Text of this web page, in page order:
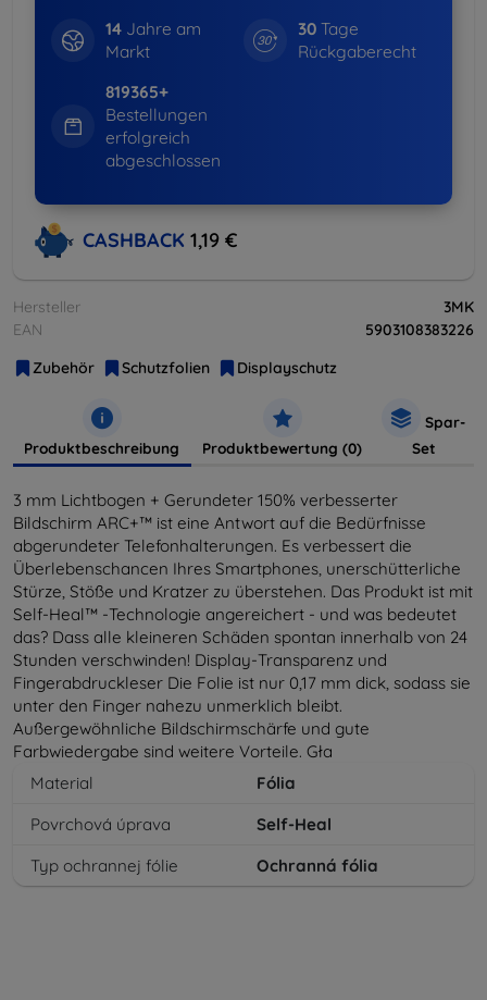
14Jahre am
Markt
30 Tage
Rückgaberecht
819365+
Bestellungen
erfolgreich
abgeschlossen
CASHBACK 1,19 €
Hersteller
3MK
EAN
5903108383226
Zubehör
Schutzfolien Displayschutz
Produktbeschreibung Produktbewertung (0)
Spar-
Set
3 mm Lichtbogen + Gerundeter 150% verbesserter
Bildschirm ARC+™ ist eine Antwort auf die Bedürfnisse
abgerundeter Telefonhalterungen. Es verbessert die
Überlebenschancen Ihres Smartphones, unerschütterliche
Stürze, Stöße und Kratzer zu überstehen. Das Produkt ist mit
Self-Heal™ -Technologie angereichert - und was bedeutet
das? Dass alle kleineren Schäden spontan innerhalb von 24
Stunden verschwinden! Display-Transparenz und
Fingerabdruckleser Die Folie ist nur 0,17 mm dick, sodass sie
unter den Finger nahezu unmerklich bleibt.
Außergewöhnliche Bildschirmschärfe und gute
Farbwiedergabe sind weitere Vorteile. Gła
Material
Fólia
Povrchová úprava
Self-Heal
Typ ochrannej fólie
Ochranná fólia